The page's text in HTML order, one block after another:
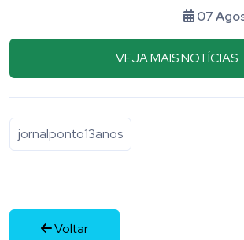
VEJA MAIS NOTÍCIAS
jornalponto13anos
Voltar